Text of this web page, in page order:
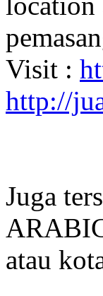
Visit :
http://
Juga
atau